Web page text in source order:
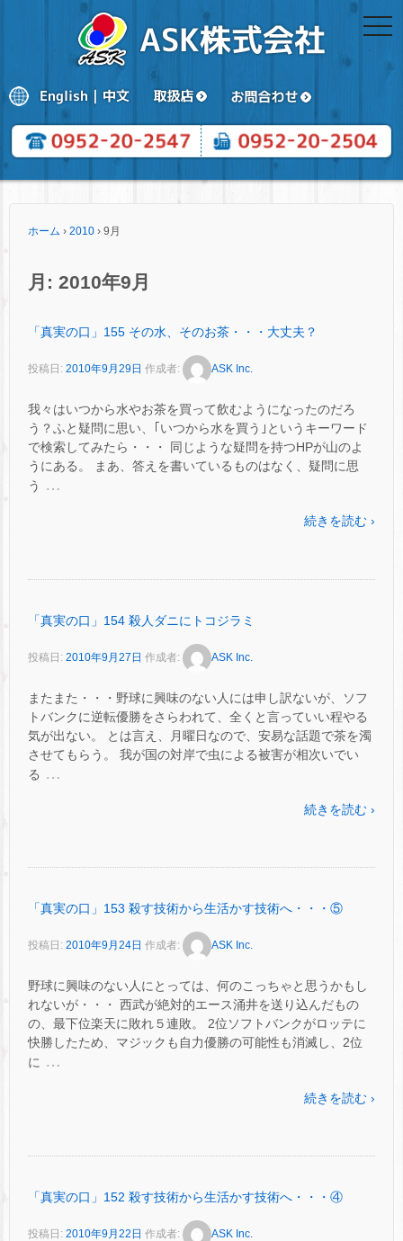
ホーム › 2010 › 9月
月: 2010年9月
「真実の口」155 その水、そのお茶・・・大丈夫？
投稿日: 2010年9月29日 作成者: ASK Inc.
我々はいつから水やお茶を買って飲むようになったのだろ
う？ふと疑問に思い、｢いつから水を買う｣というキーワード
で検索してみたら・・・ 同じような疑問を持つHPが山のよ
うにある。 まあ、答えを書いているものはなく、疑問に思
う
…
続きを読む ›
「真実の口」154 殺人ダニにトコジラミ
投稿日: 2010年9月27日 作成者: ASK Inc.
またまた・・・野球に興味のない人には申し訳ないが、ソフ
トバンクに逆転優勝をさらわれて、全くと言っていい程やる
気が出ない。 とは言え、月曜日なので、安易な話題で茶を濁
させてもらう。 我が国の対岸で虫による被害が相次いでい
る …
続きを読む ›
「真実の口」153 殺す技術から生活かす技術へ・・・⑤
投稿日: 2010年9月24日 作成者: ASK Inc.
野球に興味のない人にとっては、何のこっちゃと思うかもし
れないが・・・ 西武が絶対的エース涌井を送り込んだもの
の、最下位楽天に敗れ５連敗。 2位ソフトバンクがロッテに
快勝したため、マジックも自力優勝の可能性も消滅し、2位
に …
続きを読む ›
「真実の口」152 殺す技術から生活かす技術へ・・・④
投稿日: 2010年9月22日 作成者: ASK Inc.